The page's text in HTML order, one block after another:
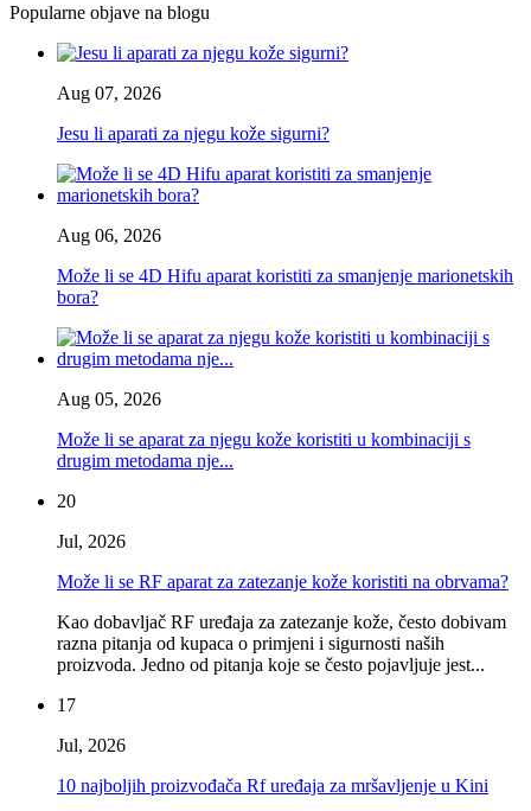
Popularne objave na blogu
Aug 07, 2026
Jesu li aparati za njegu kože sigurni?
Aug 06, 2026
Može li se 4D Hifu aparat koristiti za smanjenje marionetskih
bora?
Aug 05, 2026
Može li se aparat za njegu kože koristiti u kombinaciji s
drugim metodama nje...
20
Jul, 2026
Može li se RF aparat za zatezanje kože koristiti na obrvama?
Kao dobavljač RF uređaja za zatezanje kože, često dobivam
razna pitanja od kupaca o primjeni i sigurnosti naših
proizvoda. Jedno od pitanja koje se često pojavljuje jest...
17
Jul, 2026
10 najboljih proizvođača Rf uređaja za mršavljenje u Kini